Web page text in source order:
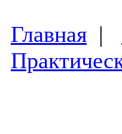
Главная |